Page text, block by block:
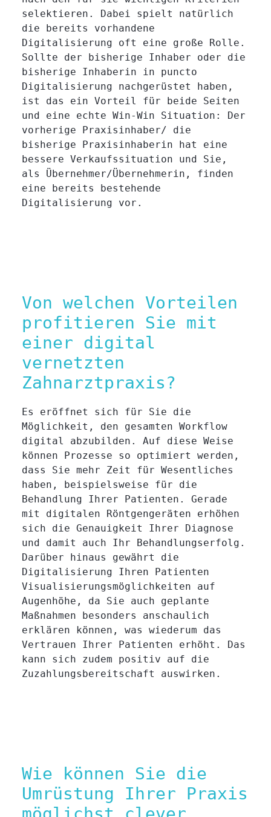
selektieren. Dabei spielt natürlich
die bereits vorhandene
Digitalisierung oft eine große Rolle.
Sollte der bisherige Inhaber oder die
bisherige Inhaberin in puncto
Digitalisierung nachgerüstet haben,
ist das ein Vorteil für beide Seiten
und eine echte Win-Win Situation: Der
vorherige Praxisinhaber/ die
bisherige Praxisinhaberin hat eine
bessere Verkaufssituation und Sie,
als Übernehmer/Übernehmerin, finden
eine bereits bestehende
Digitalisierung vor.
Von welchen Vorteilen
profitieren Sie mit
einer digital
vernetzten
Zahnarztpraxis?
Es eröffnet sich für Sie die
Möglichkeit, den gesamten Workflow
digital abzubilden. Auf diese Weise
können Prozesse so optimiert werden,
dass Sie mehr Zeit für Wesentliches
haben, beispielsweise für die
Behandlung Ihrer Patienten. Gerade
mit digitalen Röntgengeräten erhöhen
sich die Genauigkeit Ihrer Diagnose
und damit auch Ihr Behandlungserfolg.
Darüber hinaus gewährt die
Digitalisierung Ihren Patienten
Visualisierungsmöglichkeiten auf
Augenhöhe, da Sie auch geplante
Maßnahmen besonders anschaulich
erklären können, was wiederum das
Vertrauen Ihrer Patienten erhöht. Das
kann sich zudem positiv auf die
Zuzahlungsbereitschaft auswirken.
Wie können Sie die
Umrüstung Ihrer Praxis